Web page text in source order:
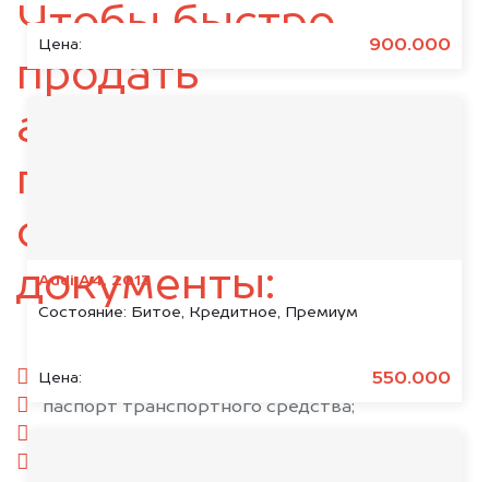
Цена: 900.000
Audi A4, 2013
Состояние: Битое, Кредитное, Премиум
Цена: 550.000
Чтобы быстро
продать
автомобиль,
подготовьте
следующие
документы:
паспорт гражданина РФ;
паспорт транспортного средства;